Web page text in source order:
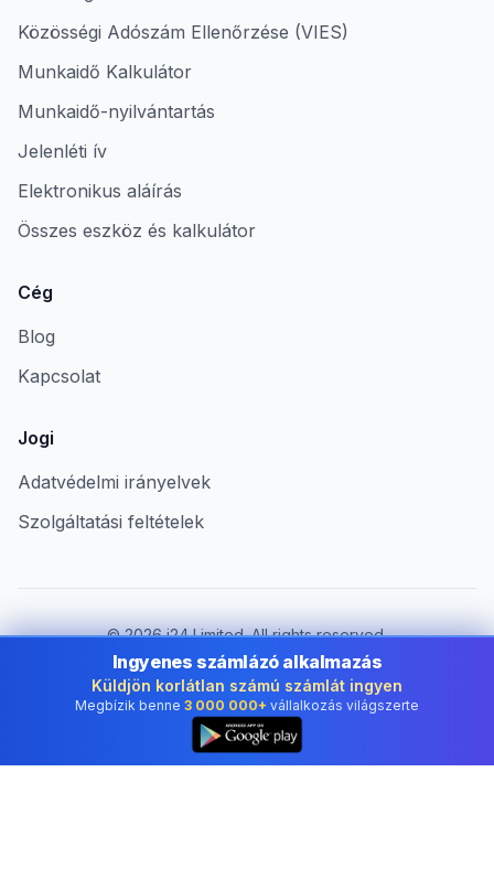
Közösségi Adószám Ellenőrzése (VIES)
Munkaidő Kalkulátor
Munkaidő-nyilvántartás
Jelenléti ív
Elektronikus aláírás
Összes eszköz és kalkulátor
Cég
Blog
Kapcsolat
Jogi
Adatvédelmi irányelvek
Szolgáltatási feltételek
©2026i24 Limited. All rights reserved.
Vállalkozások számára Hungary területén
Ország módosítása:
Hungary
Ingyenes számlázó alkalmazás
Küldjön korlátlan számú számlát ingyen
Megbízik benne 3 000 000+ vállalkozás világszerte